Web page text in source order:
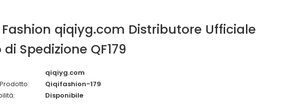
Fashion qiqiyg.com Distributore Ufficiale
di Spedizione QF179
qiqiyg.com
Qiqifashion-179
Disponibile